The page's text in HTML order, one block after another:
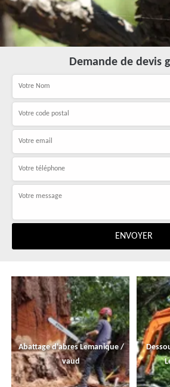
Demande de devis
Abattage d'abres Lemanique /
vaud